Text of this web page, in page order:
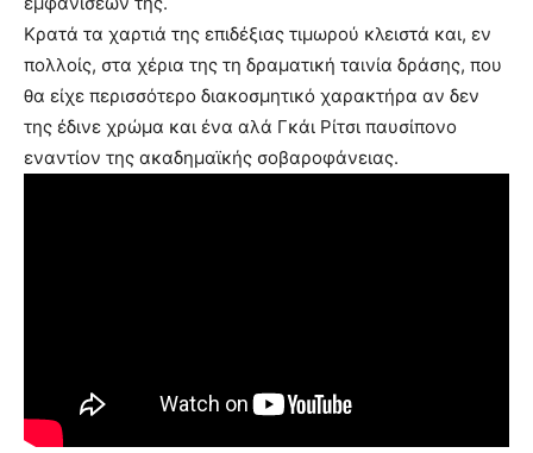
Κρατά τα χαρτιά της επιδέξιας τιμωρού κλειστά και, εν
πολλοίς, στα χέρια της τη δραματική ταινία δράσης, που
θα είχε περισσότερο διακοσμητικό χαρακτήρα αν δεν
της έδινε χρώμα και ένα αλά Γκάι Ρίτσι παυσίπονο
εναντίον της ακαδημαϊκής σοβαροφάνειας.